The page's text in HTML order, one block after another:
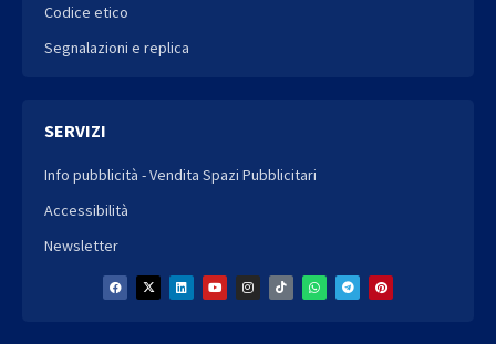
Codice etico
Segnalazioni e replica
SERVIZI
Info pubblicità - Vendita Spazi Pubblicitari
Accessibilità
Newsletter